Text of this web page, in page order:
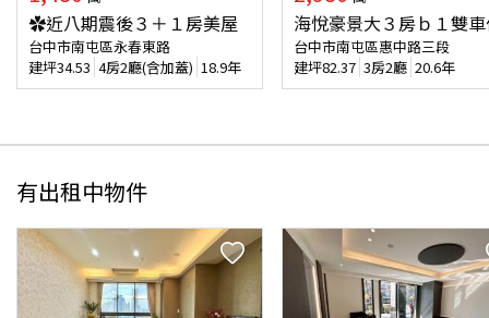
✿近八期震後３＋１房美屋
台中市南屯區永春東路
建坪34.53 4房2廳(含加蓋) 18.9年
海悅豪景大３房ｂ１雙
台中市南屯區惠中路三段
建坪82.37 3房2廳 20.6年
有出租中物件